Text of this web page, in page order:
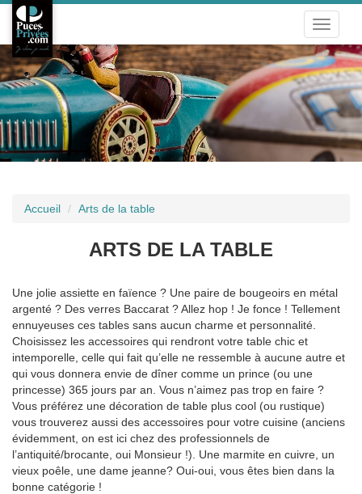
Toggle
Accueil Arts de la table
ARTS DE LA TABLE
Une jolie assiette en faïence ? Une paire de bougeoirs en métal
argenté ? Des verres Baccarat ? Allez hop ! Je fonce ! Tellement
ennuyeuses ces tables sans aucun charme et personnalité.
Choisissez les accessoires qui rendront votre table chic et
intemporelle, celle qui fait qu’elle ne ressemble à aucune autre et
qui vous donnera envie de dîner comme un prince (ou une
princesse) 365 jours par an. Vous n’aimez pas trop en faire ?
Vous préférez une décoration de table plus cool (ou rustique)
vous trouverez aussi des accessoires pour votre cuisine (anciens
évidemment, on est ici chez des professionnels de
l’antiquité/brocante, oui Monsieur !). Une marmite en cuivre, un
vieux poêle, une dame jeanne? Oui-oui, vous êtes bien dans la
bonne catégorie !